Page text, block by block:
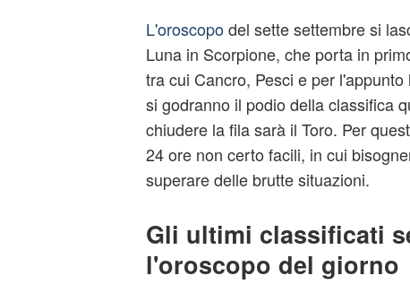
L'oroscopodel sette settembre si
Luna in Scorpione, che porta in
tra cui Cancro, Pesci e per
si godranno il podio della classifica
chiudere la fila sarà il Toro. Per
24 ore non certo facili, in cui
superare delle brutte situazioni.
Gli ultimi classificati
l'oroscopo del giorno